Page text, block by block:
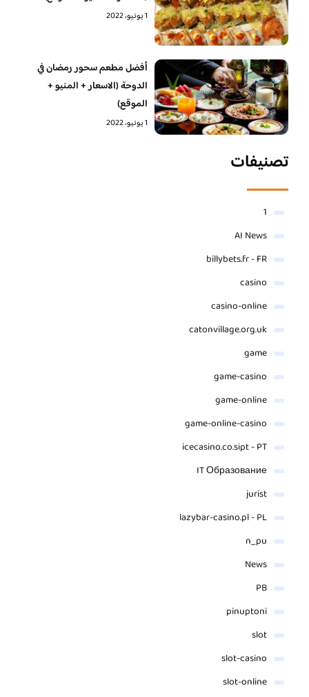
1 يونيو، 2022
أفضل مطعم سحور رمضان في
الدوحة (الاسعار + المنيو +
الموقع)
1 يونيو، 2022
تصنيفات
1
AI News
billybets.fr - FR
casino
casino-online
catonvillage.org.uk
game
game-casino
game-online
game-online-casino
icecasino.co.sipt - PT
IT Образование
jurist
lazybar-casino.pl - PL
n_pu
News
PB
pinuptoni
slot
slot-casino
slot-online